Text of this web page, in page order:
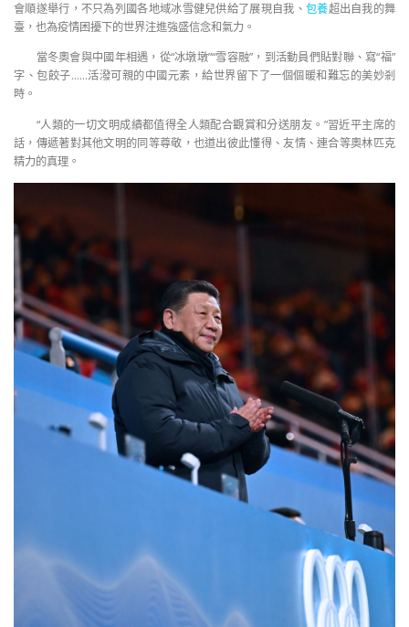
會順遂舉行，不只為列國各地域冰雪健兒供給了展現自我、 包養超出自我的舞
臺，也為疫情困擾下的世界注進強盛信念和氣力。
當冬奧會與中國年相遇，從“冰墩墩”“雪容融”，到活動員們貼對聯、寫“福”
字、包餃子……活潑可親的中國元素，給世界留下了一個個暖和難忘的美妙剎
時。
“人類的一切文明成績都值得全人類配合觀賞和分送朋友。”習近平主席的
話，傳遞著對其他文明的同等尊敬，也道出彼此懂得、友情、連合等奧林匹克
精力的真理。